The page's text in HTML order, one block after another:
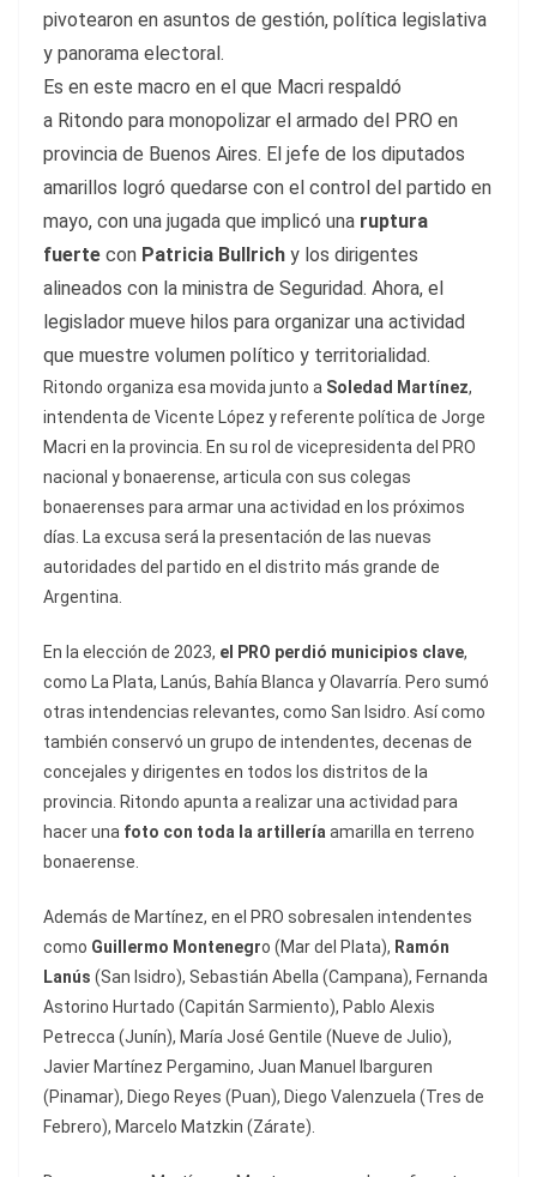
pivotearon en asuntos de gestión, política legislativa
y panorama electoral.
Es en este macro en el que Macri respaldó
a Ritondo para monopolizar el armado del PRO en
provincia de Buenos Aires. El jefe de los diputados
amarillos logró quedarse con el control del partido en
mayo, con una jugada que implicó una ruptura
fuerte con Patricia Bullrich y los dirigentes
alineados con la ministra de Seguridad. Ahora, el
legislador mueve hilos para organizar una actividad
que muestre volumen político y territorialidad.
Ritondo organiza esa movida junto a Soledad Martínez,
intendenta de Vicente López y referente política de Jorge
Macri en la provincia. En su rol de vicepresidenta del PRO
nacional y bonaerense, articula con sus colegas
bonaerenses para armar una actividad en los próximos
días. La excusa será la presentación de las nuevas
autoridades del partido en el distrito más grande de
Argentina.
En la elección de 2023, el PRO perdió municipios clave,
como La Plata, Lanús, Bahía Blanca y Olavarría. Pero sumó
otras intendencias relevantes, como San Isidro. Así como
también conservó un grupo de intendentes, decenas de
concejales y dirigentes en todos los distritos de la
provincia. Ritondo apunta a realizar una actividad para
hacer una foto con toda la artilleríaamarilla en terreno
bonaerense.
Además de Martínez, en el PRO sobresalen intendentes
como Guillermo Montenegro (Mar del Plata), Ramón
Lanús (San Isidro), Sebastián Abella (Campana), Fernanda
Astorino Hurtado (Capitán Sarmiento), Pablo Alexis
Petrecca (Junín), María José Gentile (Nueve de Julio),
Javier Martínez Pergamino, Juan Manuel Ibarguren
(Pinamar), Diego Reyes (Puan), Diego Valenzuela (Tres de
Febrero), Marcelo Matzkin (Zárate).